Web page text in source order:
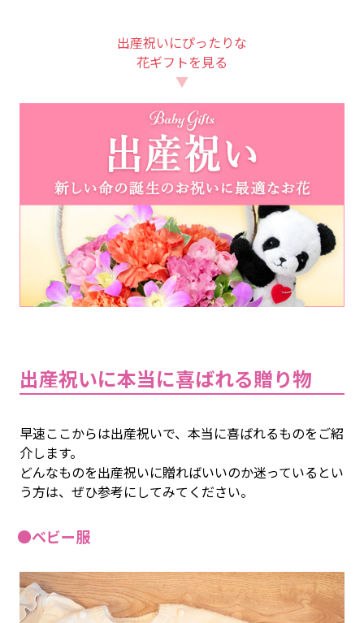
出産祝いにぴったりな
花ギフトを見る
▼
出産祝いに本当に喜ばれる贈り物
早速ここからは出産祝いで、本当に喜ばれるものをご紹
介します。
どんなものを出産祝いに贈ればいいのか迷っているとい
う方は、ぜひ参考にしてみてください。
●ベビー服